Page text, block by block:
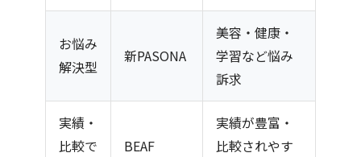
お悩み
解決型
新PASONA
美容・健康・
学習など悩み
訴求
実績・
比較で
BEAF
実績が豊富・
比較されやす